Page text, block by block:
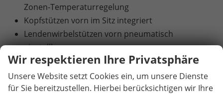
Zonen-Temperaturregelung
Kopfstützen vorn im Sitz integriert
Lendenwirbelstützen vorn pneumatisch
einstellbar
Make-up-Spiegel beleuchtet in den
Sonnenblenden
Mittelarmlehne vorn
Wir respektieren Ihre Privatsphäre
Unsere Website setzt Cookies ein, um unsere Dienste
für Sie bereitzustellen. Hierbei berücksichtigen wir Ihre